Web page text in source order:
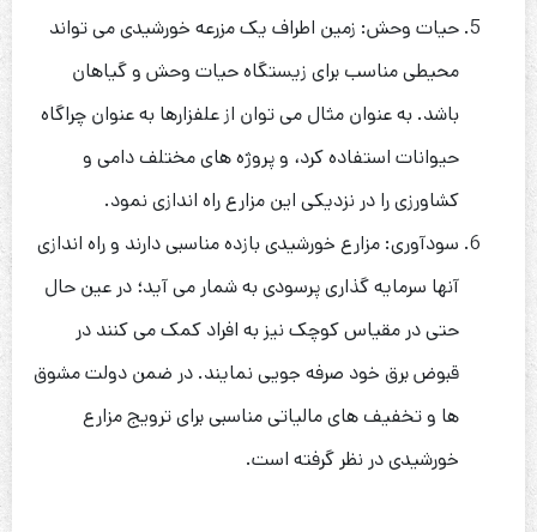
حیات وحش: زمین اطراف یک مزرعه خورشیدی می تواند
محیطی مناسب برای زیستگاه حیات وحش و گیاهان
باشد. به عنوان مثال می توان از علفزارها به عنوان چراگاه
حیوانات استفاده کرد، و پروژه های مختلف دامی و
کشاورزی را در نزدیکی این مزارع راه اندازی نمود.
سودآوری: مزارع خورشیدی بازده مناسبی دارند و راه اندازی
آنها سرمایه گذاری پرسودی به شمار می آید؛ در عین حال
حتی در مقیاس کوچک نیز به افراد کمک می کنند در
قبوض برق خود صرفه جویی نمایند. در ضمن دولت مشوق
ها و تخفیف های مالیاتی مناسبی برای ترویج مزارع
خورشیدی در نظر گرفته است.